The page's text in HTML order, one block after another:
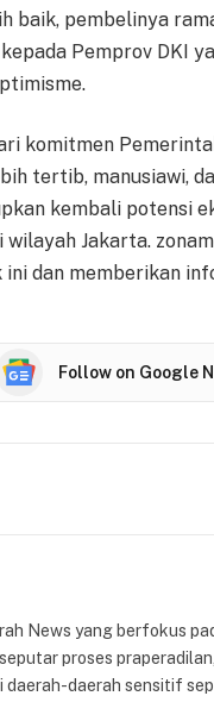
baik, pembelinya
Pemprov DKI
komitmen
tertib, manusiawi,
kembali potensi
Jakarta.
dan memberikan
Follow on Google
News yang berfokus
proses
daerah sensitif